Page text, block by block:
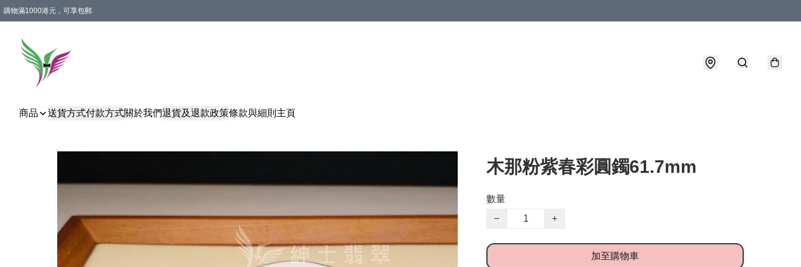
購物滿1000港元，可享包郵
商品 送貨方式付款方式關於我們退貨及退款政策條款與細則 主頁
木那粉紫春彩圓鐲61.7mm
數量
−
+
加至購物車